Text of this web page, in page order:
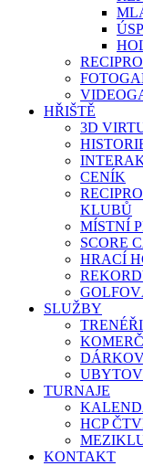
HŘIŠTĚ
3D
CENÍK
KLUBŮ
MÍSTNÍ
SCORE
HRACÍ
SLUŽBY
TRENÉŘI
TURNAJE
HCP
KONTAKT